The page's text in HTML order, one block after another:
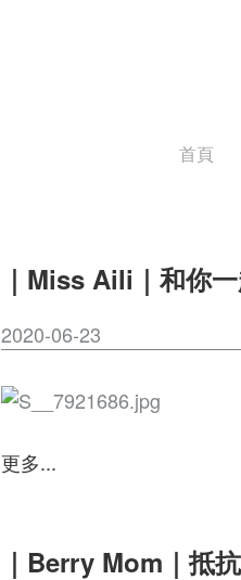
首頁
｜Miss Aili｜和你
2020-06-23
更多...
｜Berry Mom｜抵